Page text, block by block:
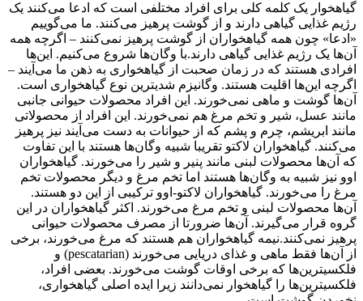
گیاهخوار یک کلمه کلی برای افراد مختلفی است که ادعا می‌کنند یک
رژیم غذایی گیاهی دارند و از گوشت پرهیز می‌کنند. ما می‌گوییم
«ادعا» چون همه گیاهخواران از گوشت پرهیز نمی‌کنند – اگرچه همه
آن‌ها یک رژیم غذایی گیاهی دارند.با وگان‌ها شروع می‌کنیم. این‌ها
افرادی هستند که در زمان صحبت از گیاهخواری به ذهن ما می‌آیند –
اگرچه این‌ها اقلیت هستند. وگانیزم شدیترین نوع گیاهخواری است.
آن‌ها گوشت‌ و ماهی نمی‌خورند. این افراد محصولات حیوانی جانبی
مانند عسل، شیر و تخم مرغ هم نمی‌خورند. این افراد از محصولاتی
مانند ابریشم، چرم و پشم که از حیوانات به دست می‌آیند نیز پرهیز
می‌کنند. گیاهخواران لاکتو تقریبا شبیه وگان‌ها هستند با این تفاوت
که آن‌ها محصولات لبنی مانند پنیر و شیر را می‌خورند. گیاهخواران
اوو نیز شبیه به وگان‌ها هستند اما تخم مرغ و دیگر محصولات تخم
مرغ را می‌خورند. گیاهخواران لاکتو-اوو ترکیبی از این دو هستند.
آن‌ها محصولات لبنی و تخم مرغ می‌خورند. اکثر گیاهخواران در این
گروه قرار می‌گیرند. آن‌ها ضرورتا از مصرف محصولات حیوانی
پرهیز نمی‌کنند.نیمه گیاهخواران هم هستند که مرغ می‌خورند، برخی
از آن‌ها فقط ماهی و غذای دریایی می‌خورند (pescatarian) و
فلکسیترین‌ها که برخی اوقات گوشت می‌خورند. بعضی افراد،
فلکسیترین‌ها را گیاهخوار نمی‌دانند زیرا ایده اصلی گیاهخواری،